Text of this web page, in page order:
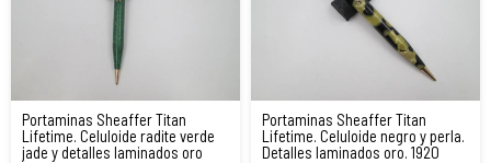
Portaminas Sheaffer Titan
Lifetime. Celuloide radite verde
jade y detalles laminados oro
Portaminas Sheaffer Titan
Lifetime. Celuloide negro y perla.
Detalles laminados oro. 1920